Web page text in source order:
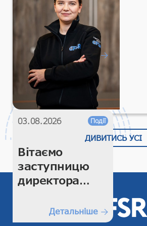
підтримку
гуманітарних
місій!
Детальніше
03.08.2026 Події
Вітаємо
заступницю
директора
Мельникову
Детальніше
ДИВИТИСЬ УСІ